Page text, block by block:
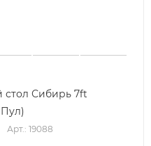
стол Сибирь 7ft
Арт.: 19088